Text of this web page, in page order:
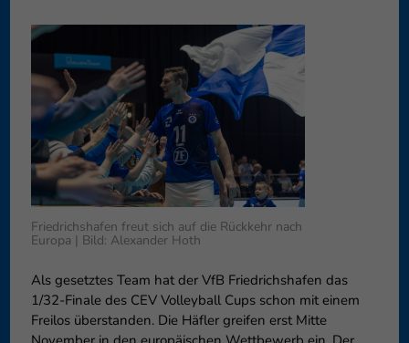
Friedrichshafen freut sich auf die Rückkehr nach
Europa | Bild: Alexander Hoth
Als gesetztes Team hat der VfB Friedrichshafen das
1/32-Finale des CEV Volleyball Cups schon mit einem
Freilos überstanden. Die Häfler greifen erst Mitte
weitere Informationen anzeigen lassen und so nur bestimmte
Cookies auswählen.
Speichern Nur essenzielle Cookies akzeptieren
Zurück
Datenschutzeinstellungen
Essenziell (1)
Essenzielle Cookies ermöglichen grundlegende Funktionen und sind für
die einwandfreie Funktion der Website erforderlich.
Cookie-Informationen anzeigen
Externe Medien (6)
Inhalte von Videoplattformen und Social-Media-Plattformen werden
standardmäßig blockiert. Wenn Cookies von externen Medien akzeptiert
werden, bedarf der Zugriff auf diese Inhalte keiner manuellen